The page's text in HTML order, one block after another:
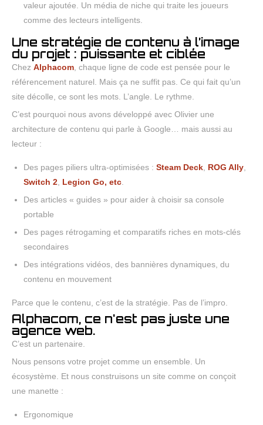
valeur ajoutée. Un média de niche qui traite les joueurs
comme des lecteurs intelligents.
Une stratégie de contenu à l’image
du projet : puissante et ciblée
Chez Alphacom , chaque ligne de code est pensée pour le
référencement naturel. Mais ça ne suffit pas. Ce qui fait qu’un
site décolle, ce sont les mots. L’angle. Le rythme.
C’est pourquoi nous avons développé avec Olivier une
architecture de contenu qui parle à Google… mais aussi au
lecteur :
Des pages piliers ultra-optimisées : Steam Deck ROG Ally
Switch 2 Legion Go, etc
Des articles « guides » pour aider à choisir sa console
portable
Des pages rétrogaming et comparatifs riches en mots-clés
secondaires
Des intégrations vidéos, des bannières dynamiques, du
contenu en mouvement
Parce que le contenu, c’est de la stratégie. Pas de l’impro.
Alphacom, ce n'est pas juste une
agence web.
C’est un partenaire.
Nous pensons votre projet comme un ensemble. Un
écosystème. Et nous construisons un site comme on conçoit
une manette :
Ergonomique